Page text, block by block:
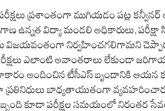
ప్రశాంతంగా ముగియడం పట్ల
ఉన్నత విద్యా మండలి అధికారులు, పరీక్షా
విజయవంతంగా నిర్వహించగలిగామని
ఎలాంటి అవాంతరాలు లేకుండా
అందించిన టీసీఎస్ బృందానికి ఆయన
బాధ్యతాయుతంగా
కూడా పరీక్షల సమయంలో నిరంతర